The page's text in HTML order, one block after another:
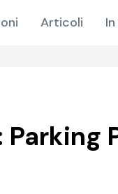
Articoli